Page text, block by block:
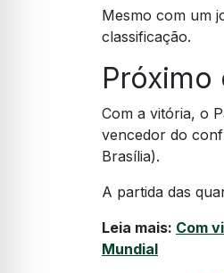
Mesmo com um
classificação.
Com a vitória, o
vencedor do
Brasília).
A partida das
Leia mais: Com
Mundial